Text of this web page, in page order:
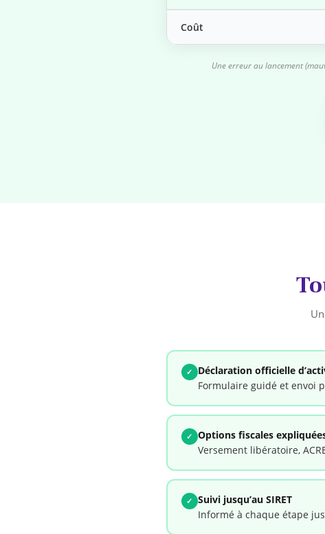
Coût
Une erreur au lancement
✓ Déclaration officielle
Formulaire guidé et envoi
✓ Options fiscales
Versement libératoire,
✓ Suivi jusqu’au SIRET
Informé à chaque étape